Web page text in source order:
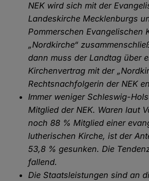
NEK wird sich mit der
Landeskirche Mecklenburgs
Pommerschen Evangelischen
„Nordkirche“
dann muss der Landtag über
Kirchenvertrag mit der
Rechtsnachfolgerin der NEK
Immer weniger Schleswig-
Mitglied der NEK. Waren laut
noch 88 % Mitglied einer
lutherischen Kirche, ist der
53,8 % gesunken. Die
fallend.
Die Staatsleistungen sind an